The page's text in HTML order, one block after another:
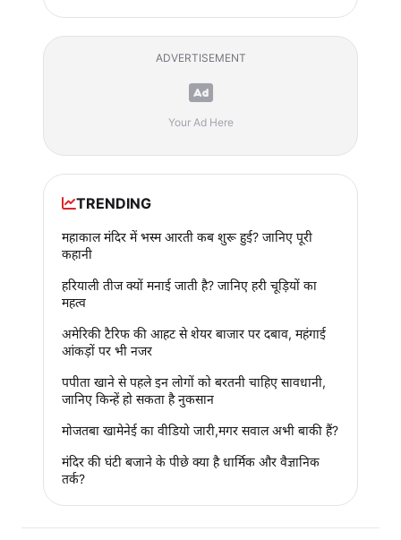
ADVERTISEMENT
Your Ad Here
TRENDING
महाकाल मंदिर में भस्म आरती कब शुरू हुई? जानिए पूरी
कहानी
हरियाली तीज क्यों मनाई जाती है? जानिए हरी चूड़ियों का
महत्व
अमेरिकी टैरिफ की आहट से शेयर बाजार पर दबाव, महंगाई
आंकड़ों पर भी नजर
पपीता खाने से पहले इन लोगों को बरतनी चाहिए सावधानी,
जानिए किन्हें हो सकता है नुकसान
मोजतबा खामेनेई का वीडियो जारी,मगर सवाल अभी बाकी हैं?
मंदिर की घंटी बजाने के पीछे क्या है धार्मिक और वैज्ञानिक
तर्क?